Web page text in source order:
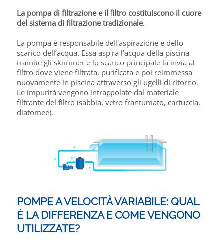
La pompa di filtrazione e il filtro costituiscono il cuore
del sistema di filtrazione tradizionale.
La pompa è responsabile dell'aspirazione e dello
scarico dell’acqua. Essa aspira l’acqua della piscina
tramite gli skimmer e lo scarico principale la invia al
filtro dove viene filtrata, purificata e poi reimmessa
nuovamente in piscina attraverso gli ugelli di ritorno.
Le impurità vengono intrappolate dal materiale
filtrante del filtro (sabbia, vetro frantumato, cartuccia,
diatomee).
POMPE A VELOCITÀ VARIABILE: QUAL
È LA DIFFERENZA E COME VENGONO
UTILIZZATE?